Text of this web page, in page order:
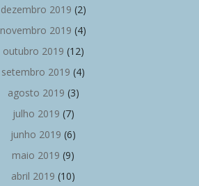
dezembro 2019 (2)
novembro 2019 (4)
outubro 2019 (12)
setembro 2019 (4)
agosto 2019 (3)
julho 2019 (7)
junho 2019 (6)
maio 2019 (9)
abril 2019 (10)